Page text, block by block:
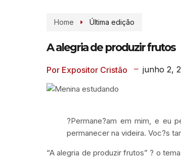
Home Última edição
A alegria de produzir frutos
Por Expositor Cristão junho 2,
?Permane?am em mim, e eu
permanecer na videira. Voc?s
“A alegria de produzir frutos” ? o